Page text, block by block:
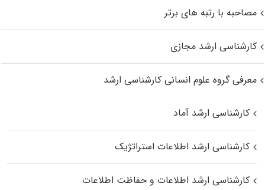
مصاحبه با رتبه های برتر
کارشناسی ارشد مجازی
معرفی گروه علوم انسانی کارشناسی ارشد
کارشناسی ارشد آماد
کارشناسی ارشد اطلاعات استراتژیک
کارشناسی ارشد اطلاعات و حفاظت اطلاعات